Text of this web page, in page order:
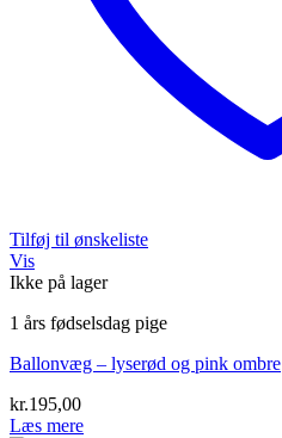
Tilføj til ønskeliste
Vis
Ikke på lager
1 års fødselsdag pige
Ballonvæg – lyserød og pink ombre
kr.195,00
Læs mere